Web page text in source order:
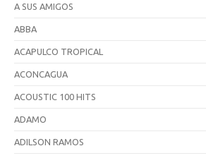
A SUS AMIGOS
ABBA
ACAPULCO TROPICAL
ACONCAGUA
ACOUSTIC 100 HITS
ADAMO
ADILSON RAMOS